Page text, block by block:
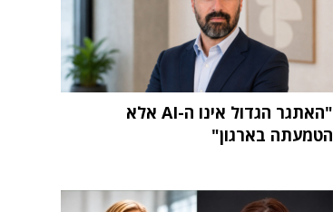
"האתגר הגדול אינו ה-AI אלא
הטמעתה בארגון"